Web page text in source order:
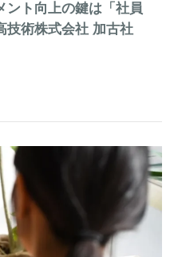
ント向上の鍵は「社員
技術株式会社 加古社